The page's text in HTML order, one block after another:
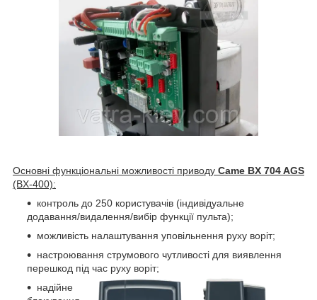
Основні функціональні можливості приводу Came BX 704 AGS
(BX-400):
контроль до 250 користувачів (індивідуальне
додавання/видалення/вибір функції пульта);
можливість налаштування уповільнення руху воріт;
настроювання струмового чутливості для виявлення
перешкод під час руху воріт;
надійне